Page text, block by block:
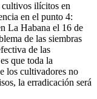
ilícitos en
en el punto 4:
La Habana el 16 de
de las siembras
de las
que toda la
los cultivadores no
la erradicación será